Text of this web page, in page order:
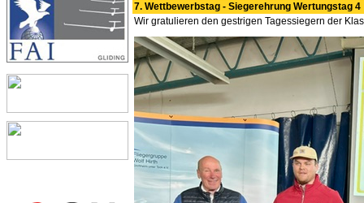
7. Wettbewerbstag - Siegerehrung Wertungstag 4
Wir gratulieren den gestrigen Tagessiegern der